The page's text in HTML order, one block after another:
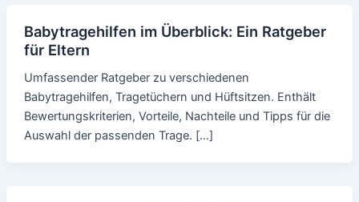
Babytragehilfen im Überblick: Ein Ratgeber
für Eltern
Umfassender Ratgeber zu verschiedenen
Babytragehilfen, Tragetüchern und Hüftsitzen. Enthält
Bewertungskriterien, Vorteile, Nachteile und Tipps für die
Auswahl der passenden Trage. […]